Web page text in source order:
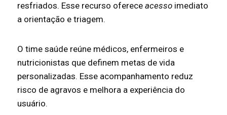
resfriados. Esse recurso oferece acesso imediato
a orientação e triagem.
O time saúde reúne médicos, enfermeiros e
nutricionistas que definem metas de vida
personalizadas. Esse acompanhamento reduz
risco de agravos e melhora a experiência do
usuário.